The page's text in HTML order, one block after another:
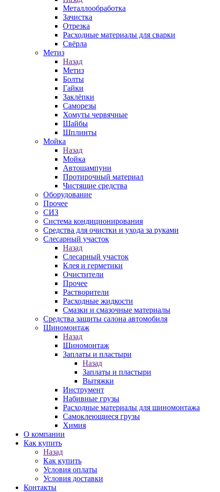
Металлообработка
Зачистка
Отрезка
Расходные материалы для сварки
Свёрла
Метиз
Назад
Метиз
Болты
Гайки
Заклёпки
Саморезы
Хомуты червячные
Шайбы
Шплинты
Мойка
Назад
Мойка
Автошампуни
Протирочный материал
Чистящие средства
Оборудование
Прочее
СИЗ
Система кондиционирования
Средства для очистки и ухода за руками
Слесарный участок
Назад
Слесарный участок
Клея и герметики
Очистители
Прочее
Растворители
Расходные жидкости
Смазки и смазочные материалы
Средства защиты салона автомобиля
Шиномонтаж
Назад
Шиномонтаж
Заплаты и пластыри
Назад
Заплаты и пластыри
Вытяжки
Инструмент
Набивные грузы
Расходные материалы для шиномонтажа
Самоклеющиеся грузы
Химия
О компании
Как купить
Назад
Как купить
Условия оплаты
Условия доставки
Контакты